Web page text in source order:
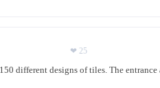
❤ 25
different designs of tiles. The entrance